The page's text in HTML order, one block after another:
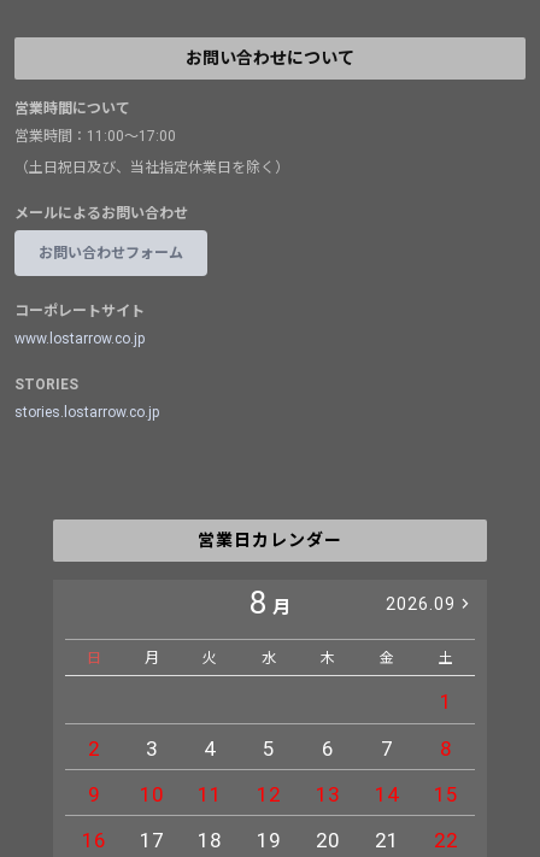
お問い合わせについて
営業時間について
営業時間：11:00～17:00
（土日祝日及び、当社指定休業日を除く）
メールによるお問い合わせ
お問い合わせフォーム
コーポレートサイト
www.lostarrow.co.jp
STORIES
stories.lostarrow.co.jp
営業日カレンダー
8 月 2026.09
日 月 火 水 木 金 土
1
2
3 4 5 6 7
8
9
10 11 12 13 14
15
16
17 18 19 20 21
22